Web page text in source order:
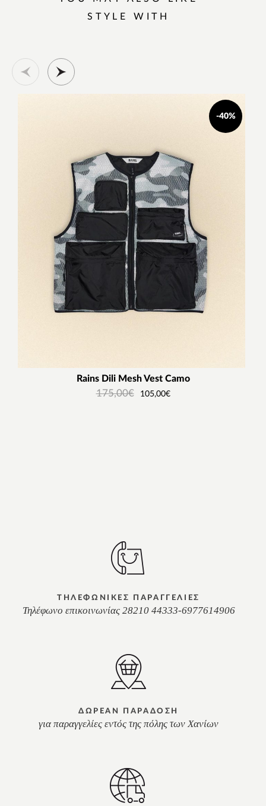
STYLE WITH
-40%
Rains Dili Mesh Vest Camo
175,00€ 105,00€
ΤΗΛΕΦΩΝΙΚΕΣ ΠΑΡΑΓΓΕΛΙΕΣ
Τηλέφωνο επικοινωνίας 28210 44333-6977614906
ΔΩΡΕΑΝ ΠΑΡΑΔΟΣΗ
για παραγγελίες εντός της πόλης των Χανίων